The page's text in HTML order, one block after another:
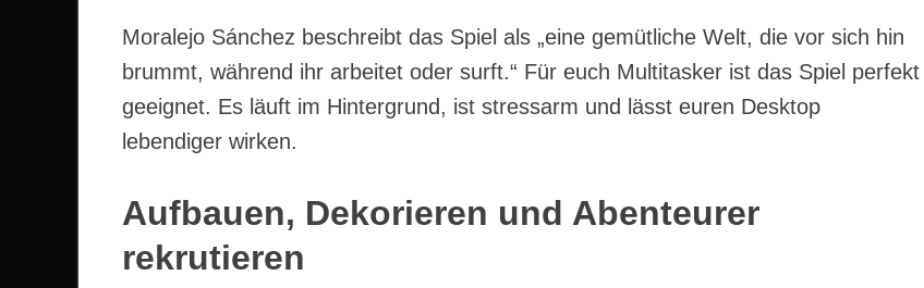
Moralejo Sánchez beschreibt das Spiel als „eine gemütliche Welt, die vor sich hin
brummt, während ihr arbeitet oder surft.“ Für euch Multitasker ist das Spiel perfekt
geeignet. Es läuft im Hintergrund, ist stressarm und lässt euren Desktop
lebendiger wirken.
Aufbauen, Dekorieren und Abenteurer
rekrutieren